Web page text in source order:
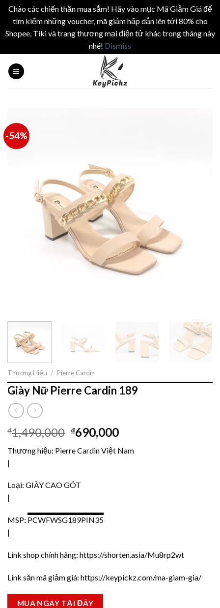
Chào các chiến thần mua sắm! Hãy vào mục Mã Giảm Giá để
tìm kiếm những voucher, mã giảm hấp dẫn lên tới 80% cho
Shopee, Tiki và trang thương mại điện tử khác trong tháng này
nhé! Dismiss
-54%
Thương Hiệu / Pierre Cardin
Giày Nữ Pierre Cardin 189
₫1,490,000 ₫690,000
Thương hiệu: Pierre Cardin Việt Nam
|
Loại: GIÀY CAO GÓT
|
MSP: PCWFWSG189PIN35
|
Link shop chính hãng: https://shorten.asia/Mu8rp2wt
Link săn mã giảm giá: https://keypickz.com/ma-giam-gia/
MUA NGAY TẠI ĐÂY